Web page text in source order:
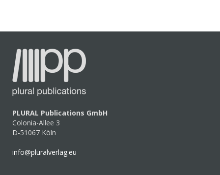
PLURAL Publications GmbH
Colonia-Allee 3
D-51067 Köln
info@pluralverlag.eu